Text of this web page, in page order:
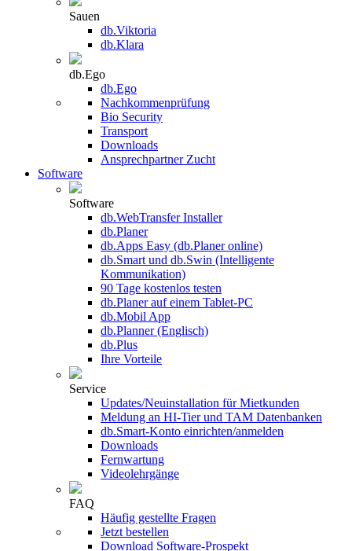
Sauen
db.Viktoria
db.Klara
db.Ego
db.Ego
Nachkommenprüfung
Bio Security
Transport
Downloads
Ansprechpartner Zucht
Software
Software
db.WebTransfer Installer
db.Planer
db.Apps Easy (db.Planer online)
db.Smart und db.Swin (Intelligente
Kommunikation)
90 Tage kostenlos testen
db.Planer auf einem Tablet-PC
db.Mobil App
db.Planner (Englisch)
db.Plus
Ihre Vorteile
Service
Updates/Neuinstallation für Mietkunden
Meldung an HI-Tier und TAM Datenbanken
db.Smart-Konto einrichten/anmelden
Downloads
Fernwartung
Videolehrgänge
FAQ
Häufig gestellte Fragen
Jetzt bestellen
Download Software-Prospekt